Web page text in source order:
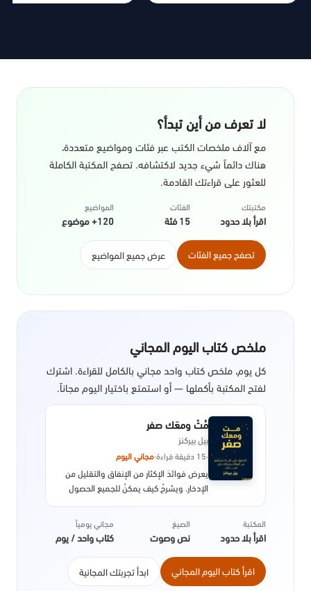
لا تعرف من أين تبدأ؟
مع آلاف ملخصات الكتب عبر فئات ومواضيع متعددة،
هناك دائماً شيء جديد لاكتشافه. تصفح المكتبة الكاملة
للعثور على قراءتك القادمة.
مكتبتك
اقرأ بلا حدود
الفئات
15 فئة
المواضيع
120+ موضوع
تصفح جميع الفئات عرض جميع المواضيع
ملخص كتاب اليوم المجاني
كل يوم، ملخص كتاب واحد مجاني بالكامل للقراءة. اشترك
لفتح المكتبة بأكملها — أو استمتع باختيار اليوم مجاناً.
مُتْ ومعَك صفر
بيل بيركنز
·15 دقيقة قراءة ·مجاني اليوم
يعرض فوائدَ الإكثار من الإنفاق والتقليل من
الإدخار. ويشرحُ كيف يمكنُ للجميع الحصول
المكتبة
اقرأ بلا حدود
الصيغ
نص وصوت
مجاني يومياً
كتاب واحد / يوم
اقرأ كتاب اليوم المجاني ابدأ تجربتك المجانية